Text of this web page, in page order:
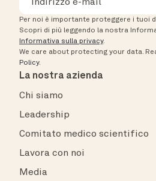
Per noi è importante proteggere i tuoi
Scopri di più leggendo la nostra
Informativa sulla privacy.
We care about protecting your data.
Policy.
La nostra azienda
Chi siamo
Leadership
Comitato medico scientifico
Lavora con noi
Media